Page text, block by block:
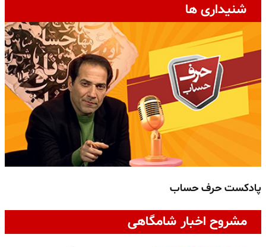
شنیداری ها
پادکست حرف حساب
مشروح اخبار شامگاهی